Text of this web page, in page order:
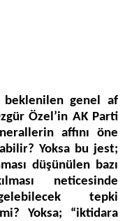
beklenilen genel af
Özel’in AK Parti
affını öne
Yoksa bu jest;
düşünülen bazı
neticesinde
tepki
Yoksa; “iktidara